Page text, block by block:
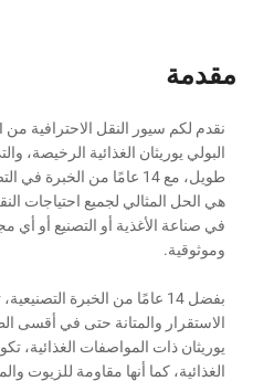
مقدمة
البولي يوريثان الغذائية الرخيصة،
طويل، مع 14 عامًا من
هي الحل المثالي لجميع احتياجات
في صناعة الأغذية أو التصنيع أو أي
وموثوقية.
الاستقرار والمتانة حتى في أقسى
يوريثان ذات المواصفات الغذائية،
الغذائية، كما أنها مقاومة للزيوت